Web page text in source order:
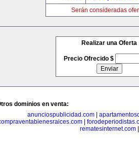
Serán consideradas
Realizar una Oferta
Precio Ofrecido $
dominios en venta:
anunciospublicidad.com|
rematesinternet.com|